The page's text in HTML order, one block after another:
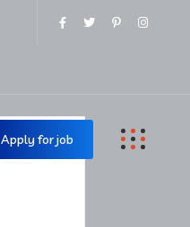
Apply for job